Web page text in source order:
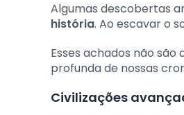
Algumas descobertas
história. Ao escavar o
Esses achados não
profunda de nossas
Civilizações